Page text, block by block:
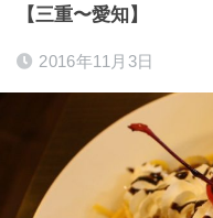
【三重〜愛知】
2016年11月3日